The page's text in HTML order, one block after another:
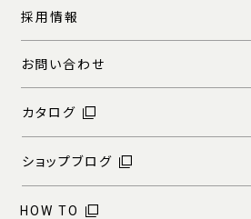
採用情報
お問い合わせ
カタログ
ショップブログ
HOW TO